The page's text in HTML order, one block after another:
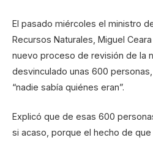
El pasado miércoles el ministro
Recursos Naturales, Miguel
nuevo proceso de revisión de la
desvinculado unas 600
“nadie sabía quiénes eran”.
Explicó que de esas 600
si acaso, porque el hecho de